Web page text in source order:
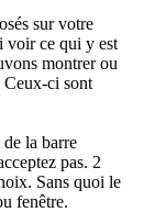
sur votre
voir ce qui y est
montrer ou
Ceux-ci sont
la barre
pas. 2
Sans quoi le
fenêtre.